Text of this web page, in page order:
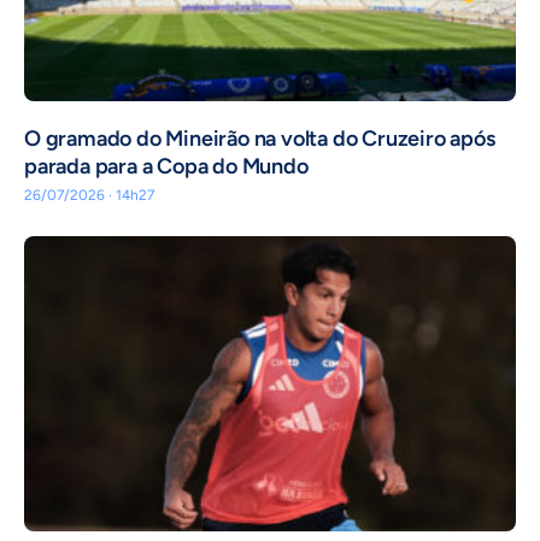
O gramado do Mineirão na volta do Cruzeiro após
parada para a Copa do Mundo
26/07/2026 · 14h27